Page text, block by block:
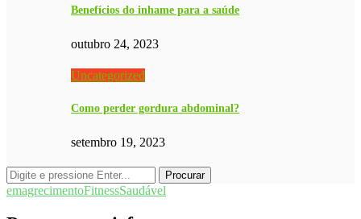
Benefícios do inhame para a saúde
outubro 24, 2023
Uncategorized
Como perder gordura abdominal?
setembro 19, 2023
emagrecimentoFitnessSaudável